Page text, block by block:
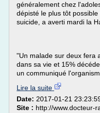
généralement chez
dépisté le plus tôt
suicide, a averti mardi la
"Un malade sur deux fera
dans sa vie et 15%
un communiqué
Lire la suite
Date: 2017-01-21
Site : http://www.docteur-